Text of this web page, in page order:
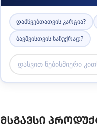
დამწყებთათვის კარგია?
ბავშვისთვის საჩუქრად?
მსგავსი